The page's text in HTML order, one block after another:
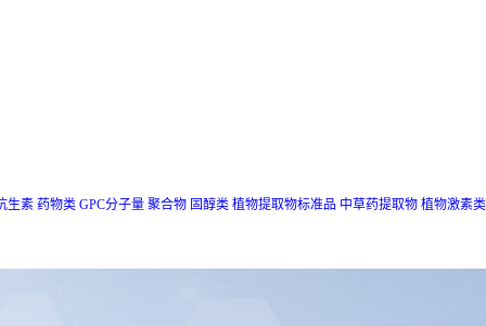
生素 药物类 GPC分子量 聚合物 固醇类 植物提取物标准品 中草药提取物 植物激素类